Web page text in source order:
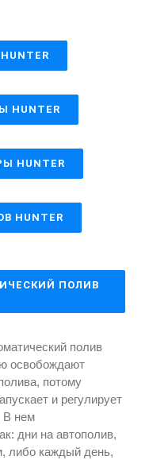
HUNTER
HUNTER
ПОЛИВ
полив
освобождают
потому
и регулирует
В нем
дни на автополив,
либо каждый день,